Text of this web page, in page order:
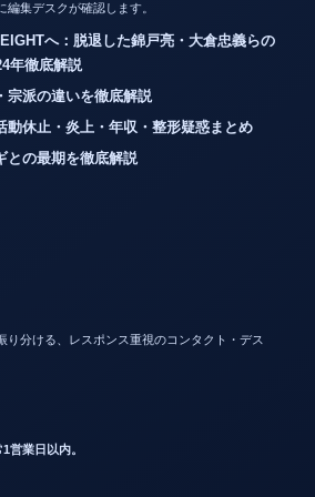
集デスクが確認します。
へ：脱退した錦戸亮・大倉忠義らの
年徹底解説
宗派の違いを徹底解説
動休止・炎上・年収・整形疑惑まとめ
との最期を徹底解説
り分ける、レスポンス重視のコンタクト・デス
営業日以内。